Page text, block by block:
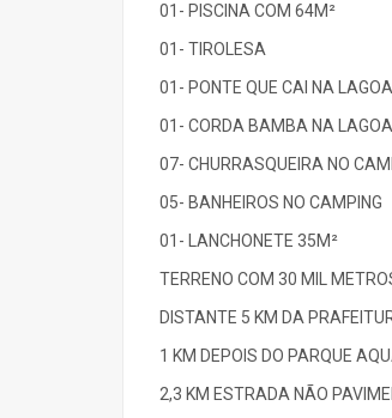
01- PISCINA COM 64M²
01- TIROLESA
01- PONTE QUE CAI NA LAGOA
01- CORDA BAMBA NA LAGOA
07- CHURRASQUEIRA NO
05- BANHEIROS NO CAMPING
01- LANCHONETE 35M²
TERRENO COM 30 MIL
DISTANTE 5 KM DA
1 KM DEPOIS DO PARQUE
2,3 KM ESTRADA NÃO